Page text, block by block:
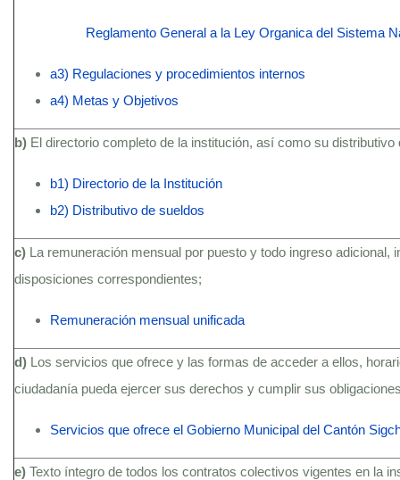
Reglamento General a la Ley Organica del Sistema
a3) Regulaciones y procedimientos internos
a4) Metas y Objetivos
b) El directorio completo de la institución, así como su distributivo
b1) Directorio de la Institución
b2) Distributivo de sueldos
c) La remuneración mensual por puesto y todo ingreso
disposiciones correspondientes;
Remuneración mensual unificada
d) Los servicios que ofrece y las formas de acceder a ellos,
ciudadanía pueda ejercer sus derechos y cumplir sus
Servicios que ofrece el Gobierno Municipal del Cantón
e) Texto íntegro de todos los contratos colectivos vigentes en la